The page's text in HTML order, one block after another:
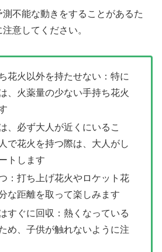
不能な動きをすることがあるた
意してください。
花火以外を持たせない：特に
、火薬量の少ない手持ち花火
、必ず大人が近くにいるこ
で花火を持つ際は、大人がし
トします
：打ち上げ花火やロケット花
な距離を取って楽しみます
すぐに回収：熱くなっている
め、子供が触れないように注